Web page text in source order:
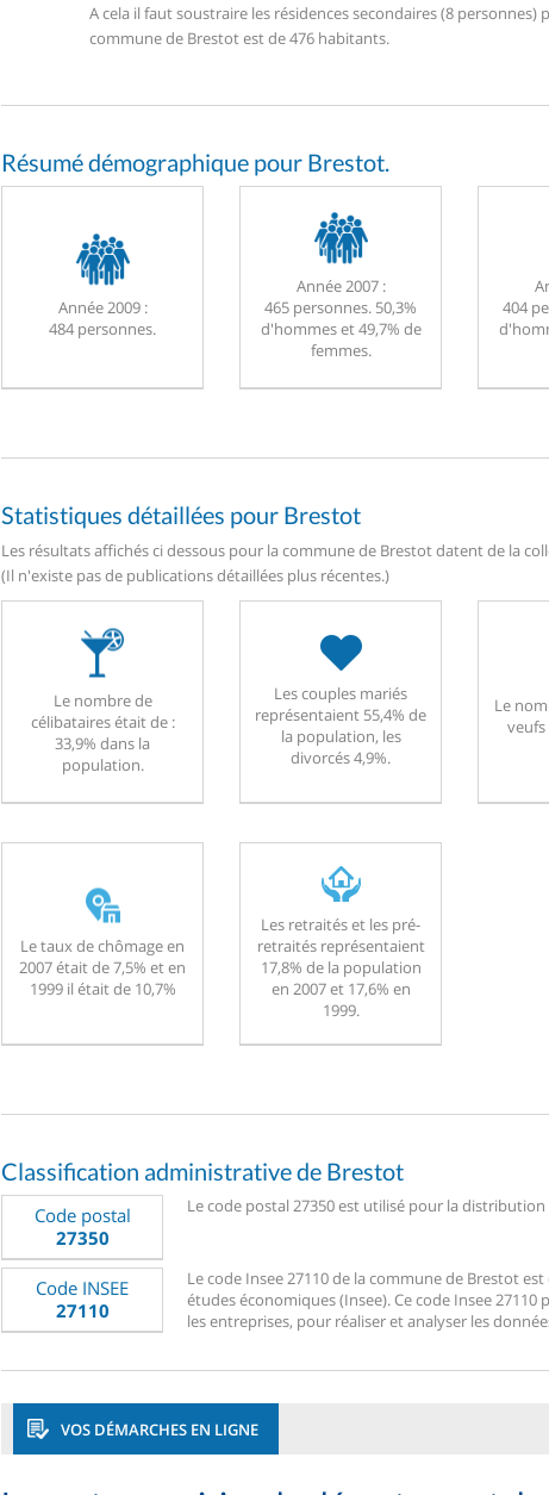
A cela il faut soustraire les résidences secondaires (8
commune de Brestot est de 476 habitants.
Résumé démographique pour Brestot.
Année 2009 :
484 personnes.
Année 2007 :
465 personnes. 50,3%
d'hommes et 49,7% de
femmes.
404
Statistiques détaillées pour Brestot
Les résultats affichés ci dessous pour la commune de Brestot datent de la
(Il n'existe pas de publications détaillées plus récentes.)
Le nombre de
célibataires était de :
33,9% dans la
population.
Les couples mariés
représentaient 55,4% de
la population, les
divorcés 4,9%.
Le
veufs
Le taux de chômage en
2007 était de 7,5% et en
1999 il était de 10,7%
Les retraités et les pré-
retraités représentaient
17,8% de la population
en 2007 et 17,6% en
1999.
Classification administrative de Brestot
Code postal
27350
Le code postal 27350 est utilisé pour la
Code INSEE
27110
Le code Insee 27110 de la commune de Brestot
études économiques (Insee). Ce code Insee
les entreprises, pour réaliser et analyser les
VOS DÉMARCHES EN LIGNE